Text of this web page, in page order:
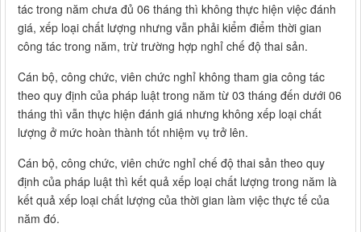
tác trong năm chưa đủ 06 tháng thì không thực hiện việc đánh
giá, xếp loại chất lượng nhưng vẫn phải kiểm điểm thời gian
công tác trong năm, trừ trường hợp nghỉ chế độ thai sản.
Cán bộ, công chức, viên chức nghỉ không tham gia công tác
theo quy định của pháp luật trong năm từ 03 tháng đến dưới 06
tháng thì vẫn thực hiện đánh giá nhưng không xếp loại chất
lượng ở mức hoàn thành tốt nhiệm vụ trở lên.
Cán bộ, công chức, viên chức nghỉ chế độ thai sản theo quy
định của pháp luật thì kết quả xếp loại chất lượng trong năm là
kết quả xếp loại chất lượng của thời gian làm việc thực tế của
năm đó.